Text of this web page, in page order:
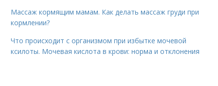
Массаж кормящим мамам. Как делать массаж груди при
кормлении?
Что происходит с организмом при избытке мочевой
ксилоты. Мочевая кислота в крови: норма и отклонения